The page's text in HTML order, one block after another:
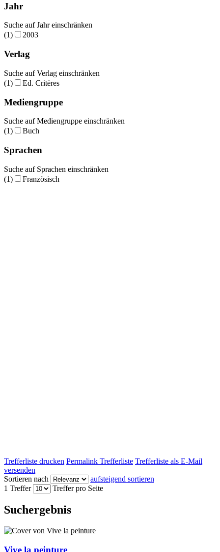
Jahr
Suche auf Jahr einschränken
(1)
2003
Verlag
Suche auf Verlag einschränken
(1)
Ed. Critères
Mediengruppe
Suche auf Mediengruppe einschränken
(1)
Buch
Sprachen
Suche auf Sprachen einschränken
(1)
Französisch
Trefferliste drucken Permalink Trefferliste Trefferliste als E-Mail
versenden
Sortieren nach
aufsteigend sortieren
1 Treffer
Treffer pro Seite
Suchergebnis
Vive la peinture